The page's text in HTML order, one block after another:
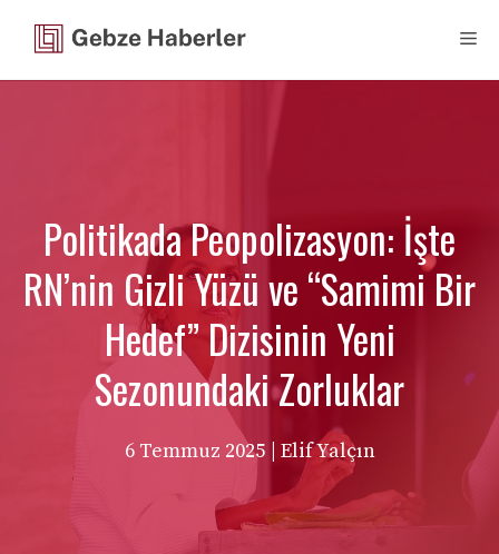
Politikada Peopolizasyon: İşte
RN’nin Gizli Yüzü ve “Samimi Bir
Hedef” Dizisinin Yeni
Sezonundaki Zorluklar
6 Temmuz 2025 | Elif Yalçın